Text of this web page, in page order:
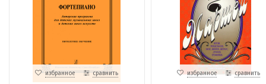
избранное сравнить избранное сравнить